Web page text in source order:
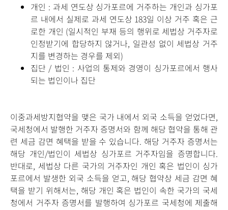
개인 : 과세 연도상 싱가포르에 거주하는 개인과 싱가포
르 내에서 실제로 과세 연도상 183일 이상 거주 혹은 근
로한 개인 (일시적인 부재 등의 행위로 세법상 거주자로
인정받기에 합당하지 않거나, 일관성 없이 세법상 거주
지를 변경하는 경우를 제외)
집단 / 법인 : 사업의 통제와 경영이 싱가포르에서 행사
되는 법인이나 집단
이중과세방지협약을 맺은 국가 내에서 외국 소득을 얻었다면,
국세청에서 발행한 거주자 증명서와 함께 해당 협약을 통해 관
련 세금 감면 혜택을 받을 수 있습니다. 해당 거주자 증명서는
해당 개인/법인이 세법상 싱가포르 거주자임을 증명합니다.
반대로, 세법상 다른 국가의 거주자인 개인 혹은 법인이 싱가
포르에서 발생한 외국 소득을 얻고, 해당 협약상 세금 감면 혜
택을 받기 위해서는, 해당 개인 혹은 법인이 속한 국가의 국세
청에서 거주자 증명서를 발행하여 싱가포르 국세청에 제출해